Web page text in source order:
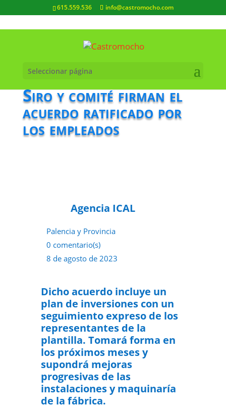
615.559.536 info@castromocho.com
Seleccionar página
Siro y comité firman el
acuerdo ratificado por
los empleados
Agencia ICAL
Palencia y Provincia
0 comentario(s)
8 de agosto de 2023
Dicho acuerdo incluye un
plan de inversiones con un
seguimiento expreso de los
representantes de la
plantilla. Tomará forma en
los próximos meses y
supondrá mejoras
progresivas de las
instalaciones y maquinaría
de la fábrica.